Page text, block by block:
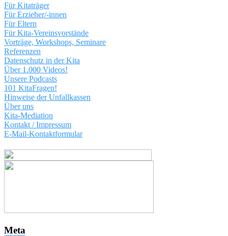
Für Kitaträger
Für Erzieher/-innen
Für Eltern
Für Kita-Vereinsvorstände
Vorträge, Workshops, Seminare
Referenzen
Datenschutz in der Kita
Über 1.000 Videos!
Unsere Podcasts
101 KitaFragen!
Hinweise der Unfallkassen
Über uns
Kita-Mediation
Kontakt / Impressum
E-Mail-Kontaktformular
Meta